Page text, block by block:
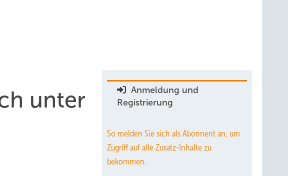
unter
Anmeldung und
Registrierung
So melden Sie sich als Abonnent an, um
Zugriff auf alle Zusatz-Inhalte zu
bekommen.